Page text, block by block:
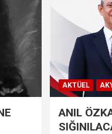
AKTÜEL
ANIL